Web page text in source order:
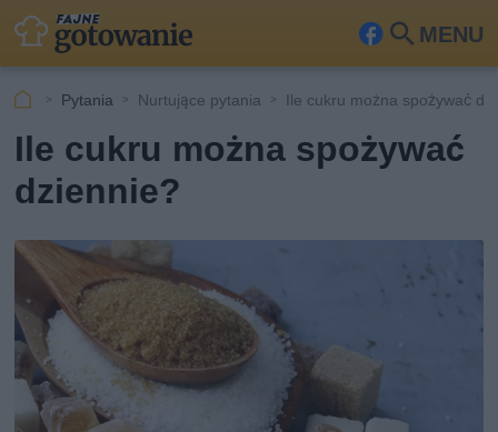
MENU
Fa
ook
Szu
Pytania Nurtujące pytania Ile cukru można spożywać
Ile cukru można spożywać
dziennie?